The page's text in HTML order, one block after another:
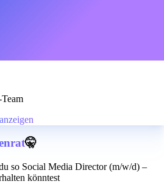
🤫
so Social Media Director (m/w/d) –
könntest